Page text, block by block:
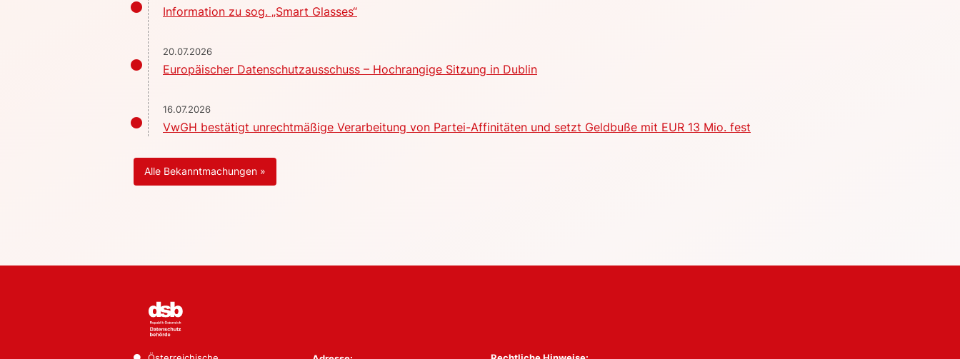
Information zu sog. „Smart Glasses“
20.07.2026
Europäischer Datenschutzausschuss – Hochrangige Sitzung in Dublin
16.07.2026
VwGH bestätigt unrechtmäßige Verarbeitung von Partei-Affinitäten und setzt Geldbuße mit EUR 13 Mio. fest
Alle Bekanntmachungen »